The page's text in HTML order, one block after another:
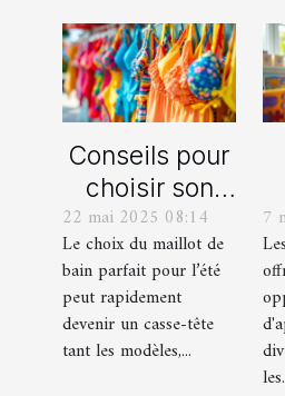
Conseils pour
choisir son
maillot de bain
idéal pour l'été
22 mai 2025 08:14
Le choix du maillot de
bain parfait pour l’été
peut rapidement
devenir un casse-tête
tant les modèles,...
7